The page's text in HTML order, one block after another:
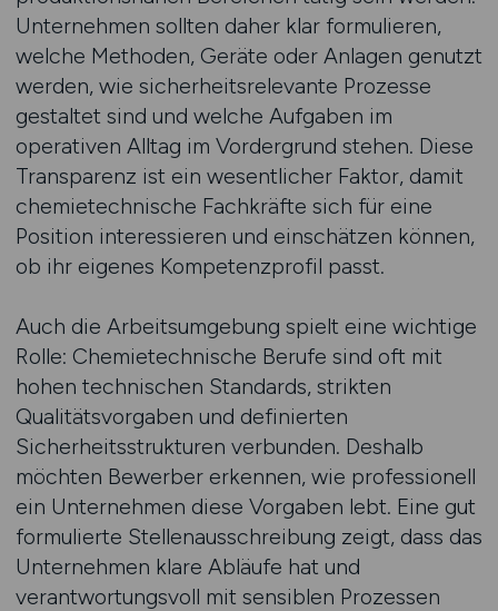
Unternehmen sollten daher klar formulieren,
welche Methoden, Geräte oder Anlagen genutzt
werden, wie sicherheitsrelevante Prozesse
gestaltet sind und welche Aufgaben im
operativen Alltag im Vordergrund stehen. Diese
Transparenz ist ein wesentlicher Faktor, damit
chemietechnische Fachkräfte sich für eine
Position interessieren und einschätzen können,
ob ihr eigenes Kompetenzprofil passt.
Auch die Arbeitsumgebung spielt eine wichtige
Rolle: Chemietechnische Berufe sind oft mit
hohen technischen Standards, strikten
Qualitätsvorgaben und definierten
Sicherheitsstrukturen verbunden. Deshalb
möchten Bewerber erkennen, wie professionell
ein Unternehmen diese Vorgaben lebt. Eine gut
formulierte Stellenausschreibung zeigt, dass das
Unternehmen klare Abläufe hat und
verantwortungsvoll mit sensiblen Prozessen